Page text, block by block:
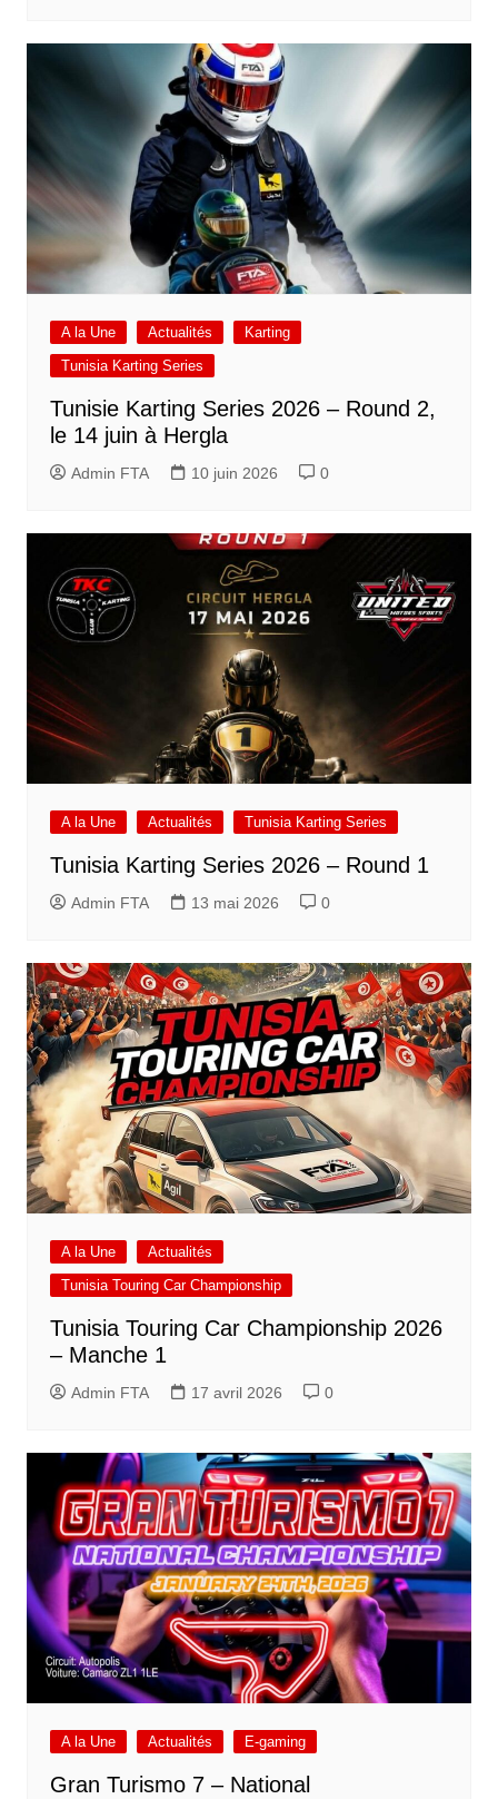
A la Une Actualités
Karting
Tunisia Karting Series
Tunisie Karting Series 2026 – Round 2,
le 14 juin à Hergla
Admin FTA 10 juin 2026 0
A la Une Actualités Tunisia Karting Series
Tunisia Karting Series 2026 – Round 1
Admin FTA 13 mai 2026 0
A la Une
Actualités
Tunisia Touring Car Championship
Tunisia Touring Car Championship 2026
– Manche 1
Admin FTA 17 avril 2026 0
A la Une Actualités E-gaming
Gran Turismo 7 – National